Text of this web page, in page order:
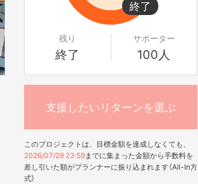
残り
終了
サポーター
100人
支援したいリターンを選ぶ
このプロジェクトは、目標金額を達成しなくても、
2026/07/29 23:59までに集まった金額から手数料を
差し引いた額がプランナーに振り込まれます（All-In方
式）